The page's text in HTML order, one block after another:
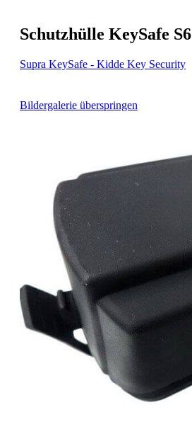
Schutzhülle KeySafe S6
Supra KeySafe - Kidde Key Security
Bildergalerie überspringen